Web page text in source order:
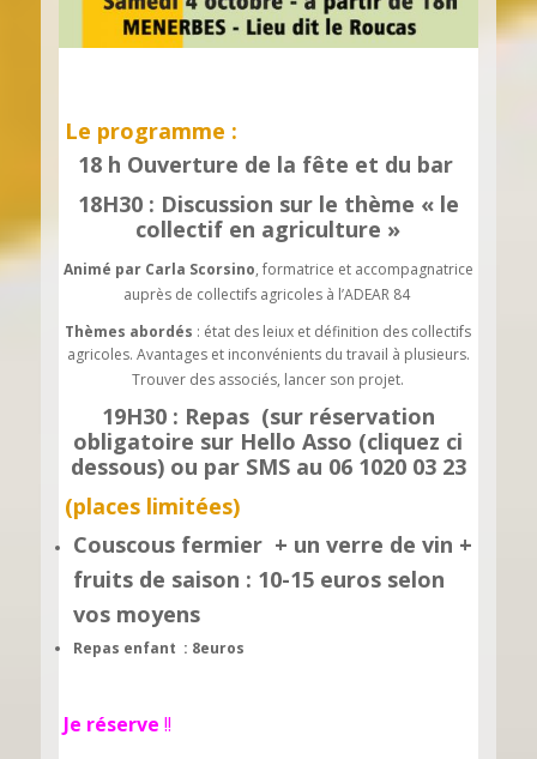
Le programme :
18 h Ouverture de la fête et du bar
18H30 : Discussion sur le thème « le
collectif en agriculture »
Animé par Carla Scorsino, formatrice et accompagnatrice
auprès de collectifs agricoles à l’ADEAR 84
Thèmes abordés : état des leiux et définition des collectifs
agricoles. Avantages et inconvénients du travail à plusieurs.
Trouver des associés, lancer son projet.
19H30 : Repas (sur réservation
obligatoire sur Hello Asso (cliquez ci
dessous) ou par SMS au 06 1020 03 23
(places limitées)
Couscous fermier + un verre de vin +
fruits de saison : 10-15 euros selon
vos moyens
Repas enfant : 8euros
Je réserve !!